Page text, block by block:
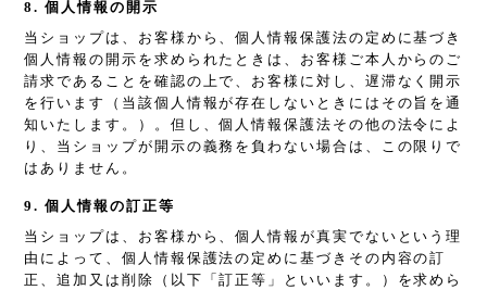
8. 個人情報の開示
当ショップは、お客様から、個人情報保護法の定めに基づき
個人情報の開示を求められたときは、お客様ご本人からのご
請求であることを確認の上で、お客様に対し、遅滞なく開示
を行います（当該個人情報が存在しないときにはその旨を通
知いたします。）。但し、個人情報保護法その他の法令によ
り、当ショップが開示の義務を負わない場合は、この限りで
はありません。
9. 個人情報の訂正等
当ショップは、お客様から、個人情報が真実でないという理
由によって、個人情報保護法の定めに基づきその内容の訂
正、追加又は削除（以下「訂正等」といいます。）を求めら